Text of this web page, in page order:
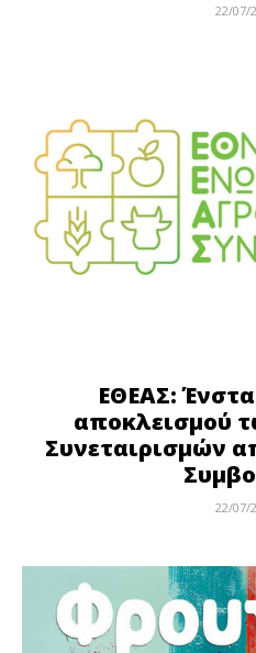
22/07/
ΕΘΕΑΣ:
αποκλεισμού
Συνεταιρισμών
22/07/